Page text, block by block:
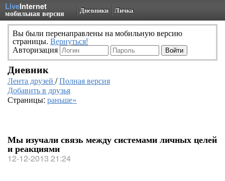
LiveInternet
мобильная версия Дневники Личка
Вы были перенаправлены на мобильную версию
страницы. Вернуться!
Авторизация
Дневник
Лента друзей /Полная версия
Добавить в друзья
Страницы: раньше»
Мы изучали связь между системами личных целей
и реакциями
12-12-2013 21:24